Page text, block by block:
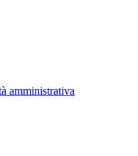
amministrativa